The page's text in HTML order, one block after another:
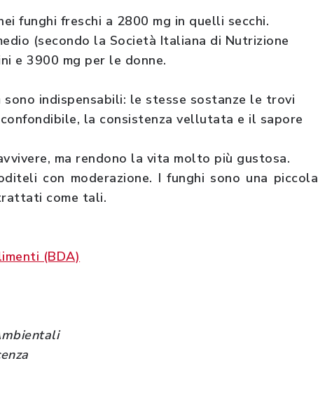
funghi freschi a 2800 mg in quelli secchi.
(secondo la Società Italiana di Nutrizione
e 3900 mg per le donne.
indispensabili: le stesse sostanze le trovi
la consistenza vellutata e il sapore
ma rendono la vita molto più gustosa.
con moderazione. I funghi sono una piccola
come tali.
(BDA)